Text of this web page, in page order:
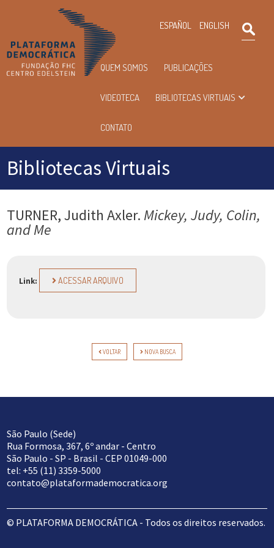
ESPAÑOL ENGLISH
Menu
principal
QUEM SOMOS PUBLICAÇÕES
VIDEOTECA BIBLIOTECAS VIRTUAIS
CONTATO
Bibliotecas Virtuais
TURNER, Judith Axler. Mickey, Judy, Colin,
and Me
Link: ACESSAR ARQUIVO
VOLTAR NOVA BUSCA
São Paulo (Sede)
Rua Formosa, 367, 6º andar - Centro
São Paulo - SP - Brasil - CEP 01049-000
tel: +55 (11) 3359-5000
contato@plataformademocratica.org
© PLATAFORMA DEMOCRÁTICA - Todos os direitos reservados.